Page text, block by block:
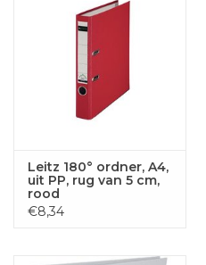
Leitz 180° ordner, A4,
uit PP, rug van 5 cm,
rood
€8,34